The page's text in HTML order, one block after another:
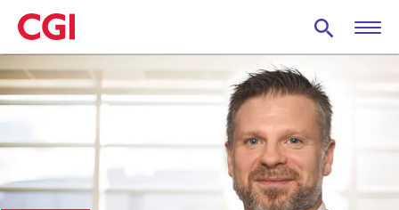
Skip
to
main
content